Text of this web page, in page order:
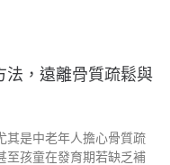
法，遠離骨質疏鬆與
其是中老年人擔心骨質疏
至孩童在發育期若缺乏補